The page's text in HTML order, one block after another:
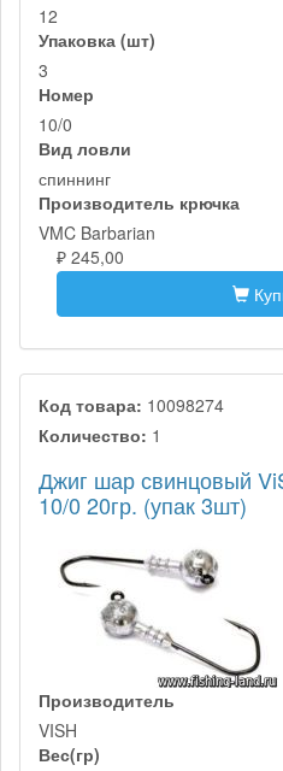
12
Упаковка (шт)
3
Номер
10/0
Вид ловли
спиннинг
Производитель крючка
VMC Barbarian
₽ 245,00
Код товара: 10098274
Количество: 1
Джиг шар свинцовый
10/0 20гр. (упак 3шт)
Производитель
VISH
Вес(гр)